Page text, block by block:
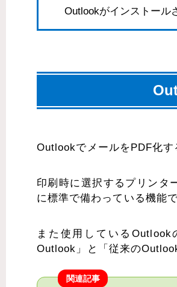
Outlookがインストール
OutlookでメールをPDF化す
印刷時に選択するプリン
に標準で備わっている機能
また使用している
Outlook」と「従来の
関連記事